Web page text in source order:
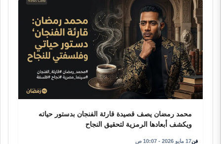
محمد رمضان يصف قصيدة قارئة الفنجان بدستور حياته
ويكشف أبعادها الرمزية لتحقيق النجاح
فن17 مايو 2026 - 10:07 ص